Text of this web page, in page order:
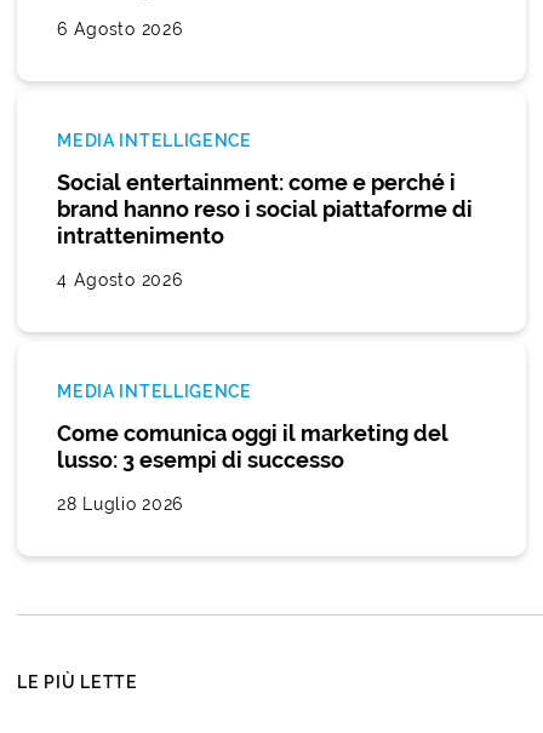
6 Agosto 2026
MEDIA INTELLIGENCE
Social entertainment: come e perché i
brand hanno reso i social piattaforme di
intrattenimento
4 Agosto 2026
MEDIA INTELLIGENCE
Come comunica oggi il marketing del
lusso: 3 esempi di successo
28 Luglio 2026
LE PIÙ LETTE